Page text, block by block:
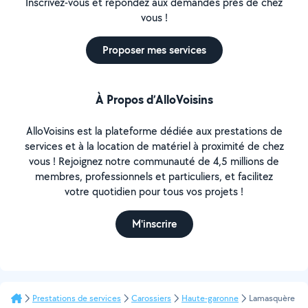
vous !
Proposer mes services
À Propos d’AlloVoisins
AlloVoisins est la plateforme dédiée aux prestations de
services et à la location de matériel à proximité de chez
vous ! Rejoignez notre communauté de 4,5 millions de
membres, professionnels et particuliers, et facilitez
votre quotidien pour tous vos projets !
M'inscrire
Prestations de services Carossiers Haute-garonne Lamasquère